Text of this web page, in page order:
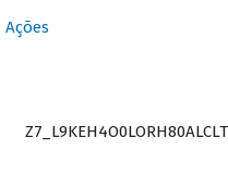
Ações